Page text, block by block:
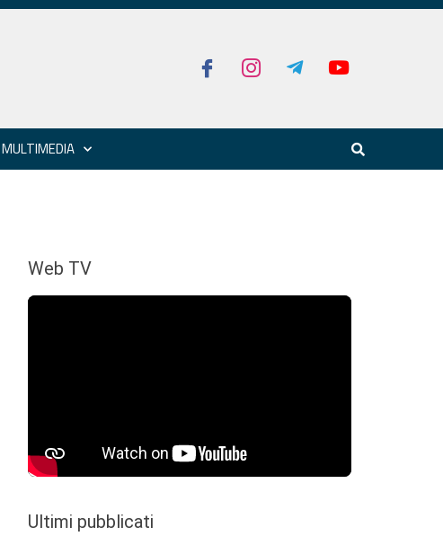
MULTIMEDIA
Web TV
Ultimi pubblicati